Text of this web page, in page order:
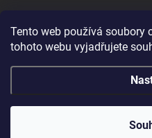
Tento web používá soubory
tohoto webu vyjadřujete
Pokladny-